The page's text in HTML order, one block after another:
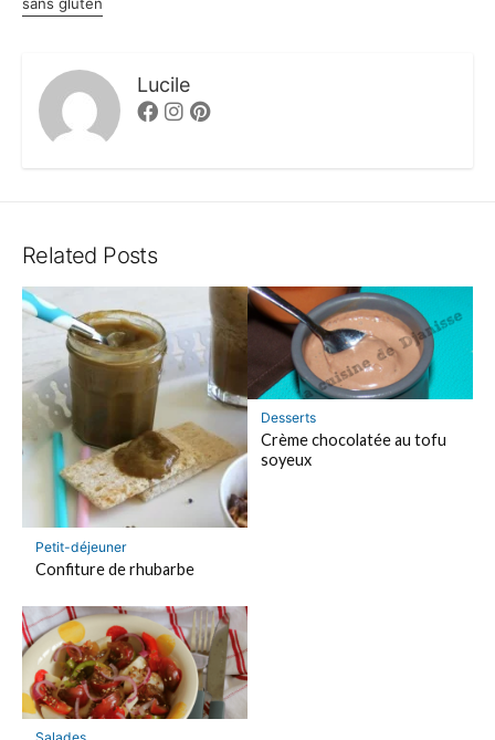
Lucile
FacebookInstagram
Pinterest
Related Posts
Petit-déjeuner
Confiture de rhubarbe
Desserts
Crème chocolatée au tofu
soyeux